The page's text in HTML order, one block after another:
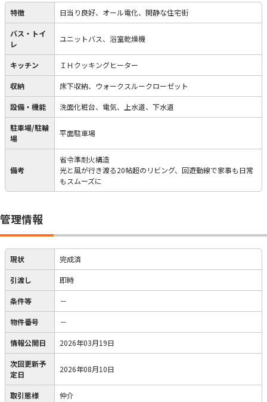
特徴 日当り良好、オール電化、閑静な住宅街
バス・トイ
レ
ユニットバス、浴室乾燥機
キッチン ＩＨクッキングヒーター
収納 床下収納、ウォークスルークローゼット
設備・機能 洗面化粧台、電気、上水道、下水道
駐車場/駐輪
場
平面駐車場
備考
省令準耐火構造
光と風が行き渡る20帖超のリビング、回遊動線で家事も日常
もスムーズに
管理情報
現状 完成済
引渡し 即時
条件等 －
物件番号 －
情報公開日 2026年03月19日
次回更新予
定日
2026年08月10日
取引態様 仲介